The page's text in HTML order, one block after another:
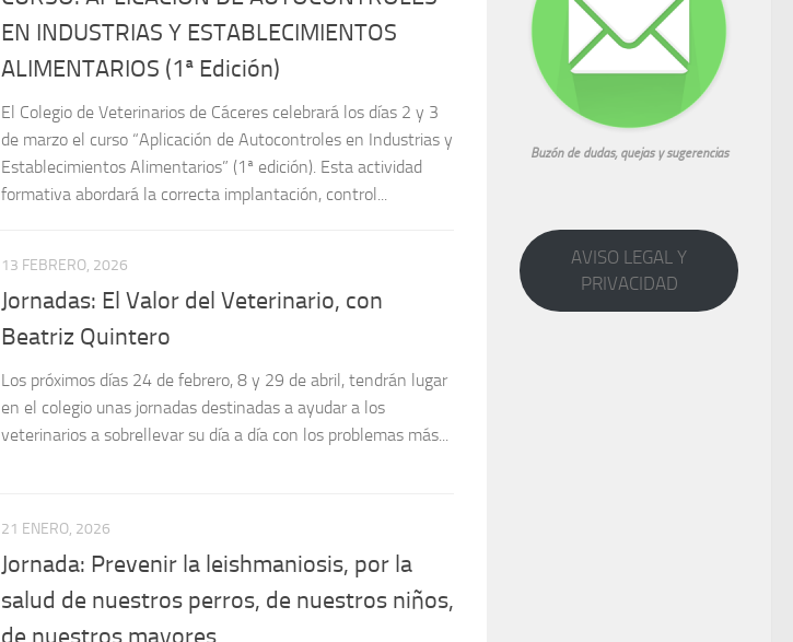
El Colegio de Veterinarios de Cáceres celebrará los días 2 y 3
de marzo el curso “Aplicación de Autocontroles en Industrias y
Establecimientos Alimentarios” (1ª edición). Esta actividad
formativa abordará la correcta implantación, control...
Beatriz Quintero
Los próximos días 24 de febrero, 8 y 29 de abril, tendrán lugar
en el colegio unas jornadas destinadas a ayudar a los
veterinarios a sobrellevar su día a día con los problemas más...
salud de nuestros perros, de nuestros niños,
de nuestros mayores
El próximo día 12 de marzo, jueves, tendrá lugar en la Sala
Buzón de dudas, quejas y sugerencias
AVISO LEGAL Y
PRIVACIDAD